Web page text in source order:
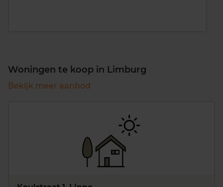
Woningen te koop in Limburg
Bekijk meer aanbod